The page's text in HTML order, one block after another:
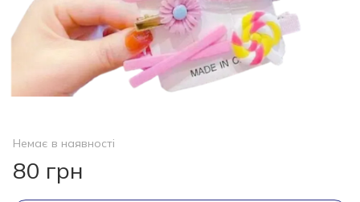
Немає в наявності
80 грн